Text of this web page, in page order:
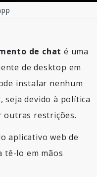
de chat é uma
de desktop em
instalar nenhum
seja devido à política
outras restrições.
aplicativo web de
tê-lo em mãos